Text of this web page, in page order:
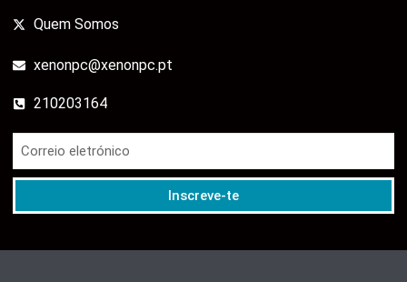
Quem Somos
xenonpc@xenonpc.pt
210203164
Inscreve-te